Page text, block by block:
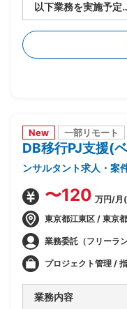
以下業務を実施予定
-移行計画の作成
-移行方式検討/本番
-移行ツール作成に
-移行リハーサル～
New 一部リモート
DB移行PJ支援(
ンサルタント求人・案
〜120 万円/月
東京都江東区 / 東京
業務委託（フリーラン
プロジェクト管理 /
業務内容